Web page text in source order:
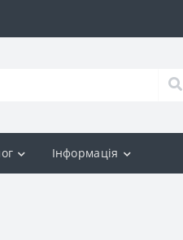
Інформація